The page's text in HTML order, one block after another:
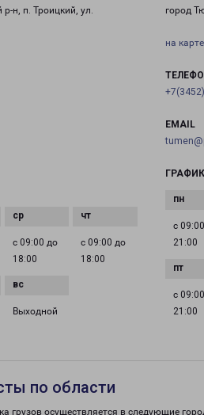
н, п. Троицкий, ул.
с 09:00 до
18:00
с 09:00 до
18:00
Выходной
город
на карте
EMAIL
с
21:00
с
21:00
по области
грузов осуществляется в следующие